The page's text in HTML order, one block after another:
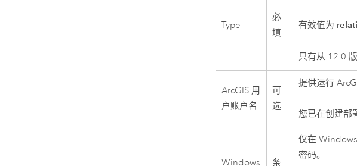
Type
必
填
有效值为
只有从 12.0
ArcGIS 用
户账户名
可
选
提供运行
您已在创建部
Windows
条
仅在Windows
密码。